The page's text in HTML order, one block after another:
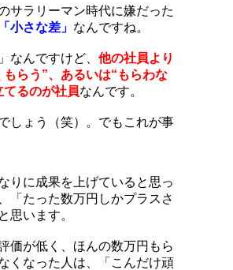
サラリーマン時代に嫌だった
小さな差」 なんですね。
なんですけど、 他の社員より
もらう”、あるいは“もらわな
てるのが社員なんです。
しょう（笑）。でもこれが事
りに成果を上げていると思っ
「たった数万円しかプラスさ
思います。
価が低く、ほんの数万円もら
くなった人は、「こんだけ頑